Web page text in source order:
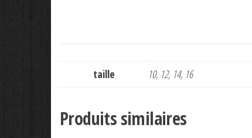
taille 10, 12, 14, 16
Produits similaires